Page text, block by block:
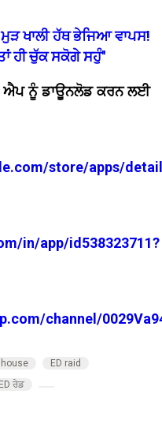
ਖਾਲੀ ਹੱਥ ਭੇਜਿਆ ਵਾਪਸ!
ਹੀ ਚੁੱਕ ਸਕੋਗੇ ਸਹੁੰ''
ਐਪ ਨੂੰ ਡਾਊਨਲੋਡ ਕਰਨ ਲਈ
store/apps/
in/app/id538323711?
channel/
house
ED raid
ED ਰੇਡ